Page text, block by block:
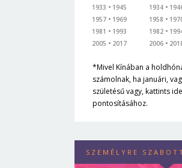
1933
1945
1957
1969
1981
1993
2005
2017
1934
1958
1982
2006
*Mivel Kínában a
számolnak, ha januári,
születésű vagy, kattints
pontosításához.
SZEMÉLYRE